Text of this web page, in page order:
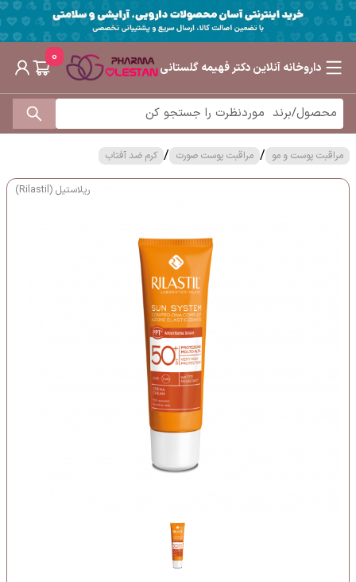
داروخانه آنلاین دکتر فهیمه گلستانی
0
مراقبت پوست و مو / مراقبت پوست صورت / کرم ضد آفتاب
ریلاستیل (Rilastil)